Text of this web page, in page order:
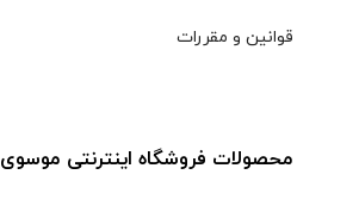
قوانین و مقررات
محصولات فروشگاه اینترنتی موسوی